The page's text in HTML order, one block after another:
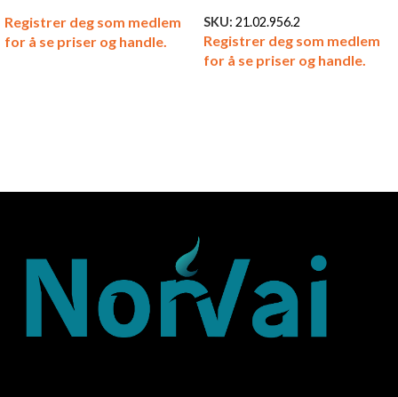
Registrer deg som medlem
for å se priser og handle.
SKU: 21.02.956.2
Registrer deg som medlem
for å se priser og handle.